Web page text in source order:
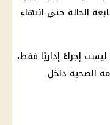
الحالة حتى انتهاء
ليست إجراءً إداريًا فقط،
الصحية داخل